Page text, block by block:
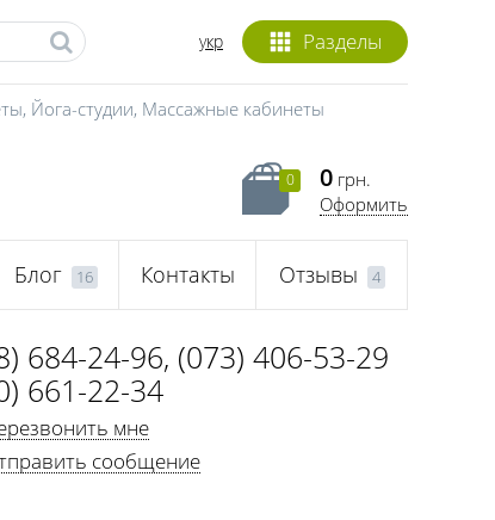
Разделы
укр
, Йога-студии, Массажные кабинеты
0 0 грн.
Оформить
Блог 16 Контакты Отзывы 4
684-24-96, (073) 406-53-29
661-22-34
мне
сообщение